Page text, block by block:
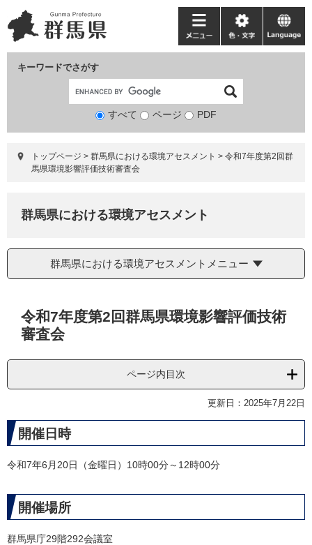
ー
ジ
ニ
ュ
て
キーワードでさがす
検
象
すべて ページ PDF
メ
ニ
ー
色・
文
language
トップページ > 群馬県における環境アセスメント > 令和7年度第2回群
馬県環境影響評価技術審査会
群馬県における環境アセスメント
群馬県における環境アセスメントメニュー
令和7年度第2回群馬県環境影響評価技術
審査会
ページ内目次
更新日：2025年7月22日
開催日時
令和7年6月20日（金曜日）10時00分～12時00分
開催場所
群馬県庁29階292会議室